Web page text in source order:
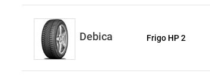
Debica Frigo HP 2